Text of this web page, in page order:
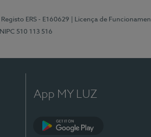
| Registo ERS - E160629 | Licença de
NIPC 510 113 516
App MY LUZ